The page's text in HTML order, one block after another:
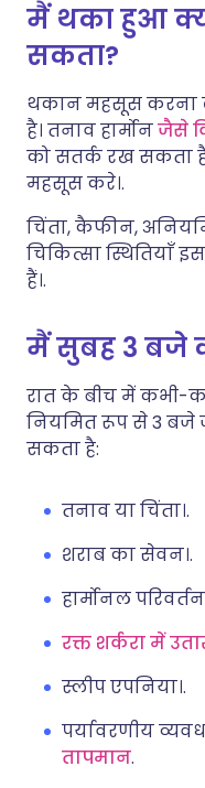
मैं थका हुआ
सकता?
थकान महसूस करना
है। तनाव हार्मोनजैसे
को सतर्क रख सकता
महसूस करे।.
चिंता, कैफीन,
चिकित्सा स्थितियाँ
हैं।.
मैं सुबह 3 बजे
रात के बीच में कभी-
नियमित रूप से 3 बजे
सकता है:
तनाव या चिंता।.
शराब का सेवन।.
हार्मोनल
रक्त शर्करा में
स्लीप एपनिया।.
पर्यावरणीय
तापमान.